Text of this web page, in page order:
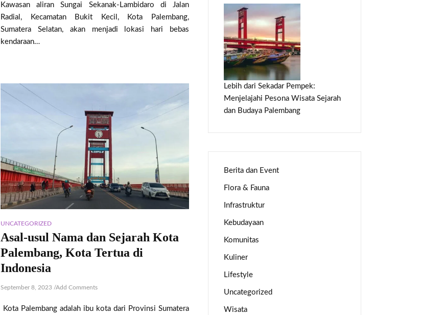
Kawasan aliran Sungai Sekanak-Lambidaro di Jalan
Radial, Kecamatan Bukit Kecil, Kota Palembang,
Sumatera Selatan, akan menjadi lokasi hari bebas
kendaraan…
UNCATEGORIZED
Asal-usul Nama dan Sejarah Kota
Palembang, Kota Tertua di
Indonesia
September 8, 2023 /Add Comments
Kota Palembang adalah ibu kota dari Provinsi Sumatera
Lebih dari Sekadar Pempek:
Menjelajahi Pesona Wisata Sejarah
dan Budaya Palembang
Berita dan Event
Flora & Fauna
Infrastruktur
Kebudayaan
Komunitas
Kuliner
Lifestyle
Uncategorized
Wisata